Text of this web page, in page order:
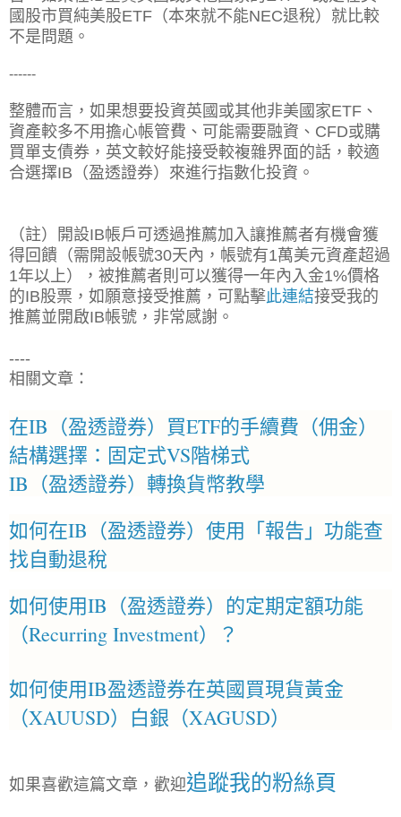
國股市買純美股ETF（本來就不能NEC退稅）就比較
不是問題。
------
整體而言，如果想要投資英國或其他非美國家ETF、
資產較多不用擔心帳管費、可能需要融資、CFD或購
買單支債券，英文較好能接受較複雜界面的話，較適
合選擇IB（盈透證券）來進行指數化投資。
（註）開設IB帳戶可透過推薦加入讓推薦者有機會獲
得回饋（需開設帳號30天內，帳號有1萬美元資產超過
1年以上），被推薦者則可以獲得一年內入金1%價格
的IB股票，如願意接受推薦，可點擊此連結接受我的
推薦並開啟IB帳號，非常感謝。
----
相關文章：
在IB（盈透證券）買ETF的手續費（佣金）
結構選擇：固定式VS階梯式
IB（盈透證券）轉換貨幣教學
如何在IB（盈透證券）使用「報告」功能查
找自動退稅
如何使用IB（盈透證券）的定期定額功能
（Recurring Investment）？
如何使用IB盈透證券在英國買現貨黃金
（XAUUSD）白銀（XAGUSD）
如果喜歡這篇文章，歡迎追蹤我的粉絲頁